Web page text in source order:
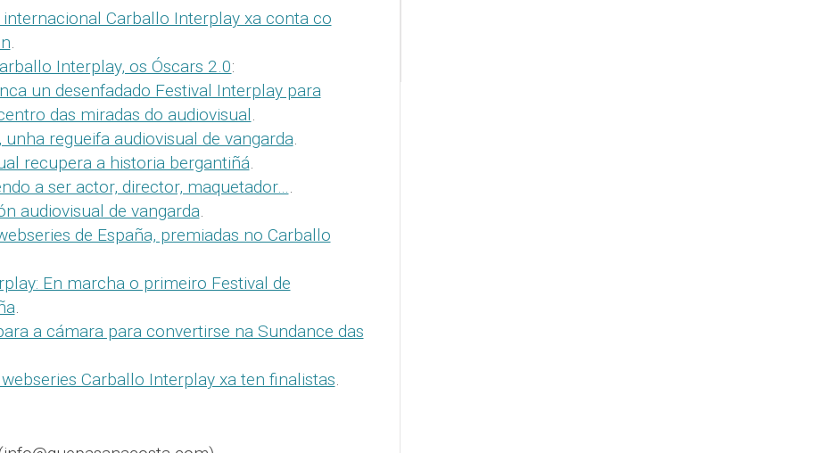
internacional Carballo Interplay xa conta co
.
Interplay, os Óscars 2.0:
un desenfadado Festival Interplay para
das miradas do audiovisual.
unha regueifa audiovisual de vangarda.
recupera a historia bergantiñá.
a ser actor, director, maquetador….
audiovisual de vangarda.
de España, premiadas no Carballo
En marcha o primeiro Festival de
.
a cámara para convertirse na Sundance das
Carballo Interplay xa ten finalistas.